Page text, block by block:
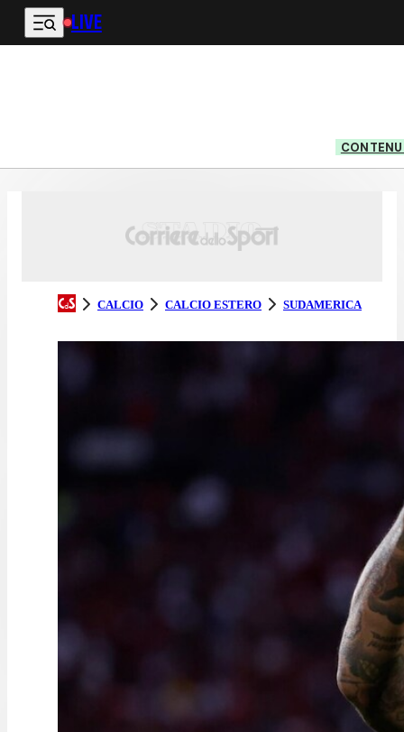
Vai al contenuto principale
LIVE
CALCIO CALCIO ESTERO SUDAMERICA